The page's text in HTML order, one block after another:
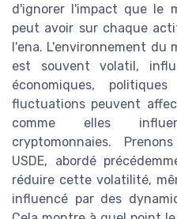
d'ignorer l'impact que le
peut avoir sur chaque
l'ena. L'environnement du
est souvent volatil,
économiques,
fluctuations peuvent
comme elles
cryptomonnaies.
USDE, abordé
réduire cette volatilité,
influencé par des